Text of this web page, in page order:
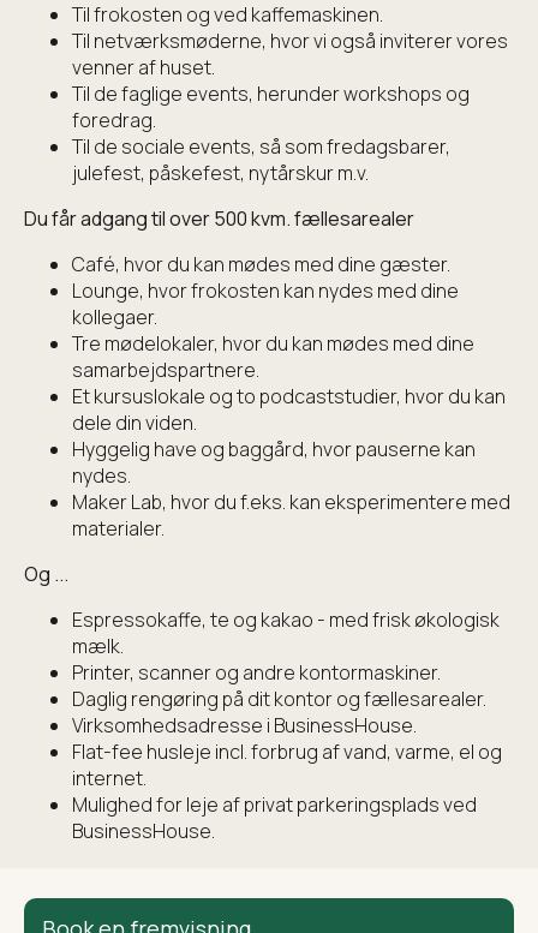
Til frokosten og ved kaffemaskinen.
Til netværksmøderne, hvor vi også inviterer vores
venner af huset.
Til de faglige events, herunder workshops og
foredrag.
Til de sociale events, så som fredagsbarer,
julefest, påskefest, nytårskur m.v.
Du får adgang til over 500 kvm. fællesarealer
Café, hvor du kan mødes med dine gæster.
Lounge, hvor frokosten kan nydes med dine
kollegaer.
Tre mødelokaler, hvor du kan mødes med dine
samarbejdspartnere.
Et kursuslokale og to podcaststudier, hvor du kan
dele din viden.
Hyggelig have og baggård, hvor pauserne kan
nydes.
Maker Lab, hvor du f.eks. kan eksperimentere med
materialer.
Og ...
Espressokaffe, te og kakao - med frisk økologisk
mælk.
Printer, scanner og andre kontormaskiner.
Daglig rengøring på dit kontor og fællesarealer.
Virksomhedsadresse i BusinessHouse.
Flat-fee husleje incl. forbrug af vand, varme, el og
internet.
Mulighed for leje af privat parkeringsplads ved
BusinessHouse.